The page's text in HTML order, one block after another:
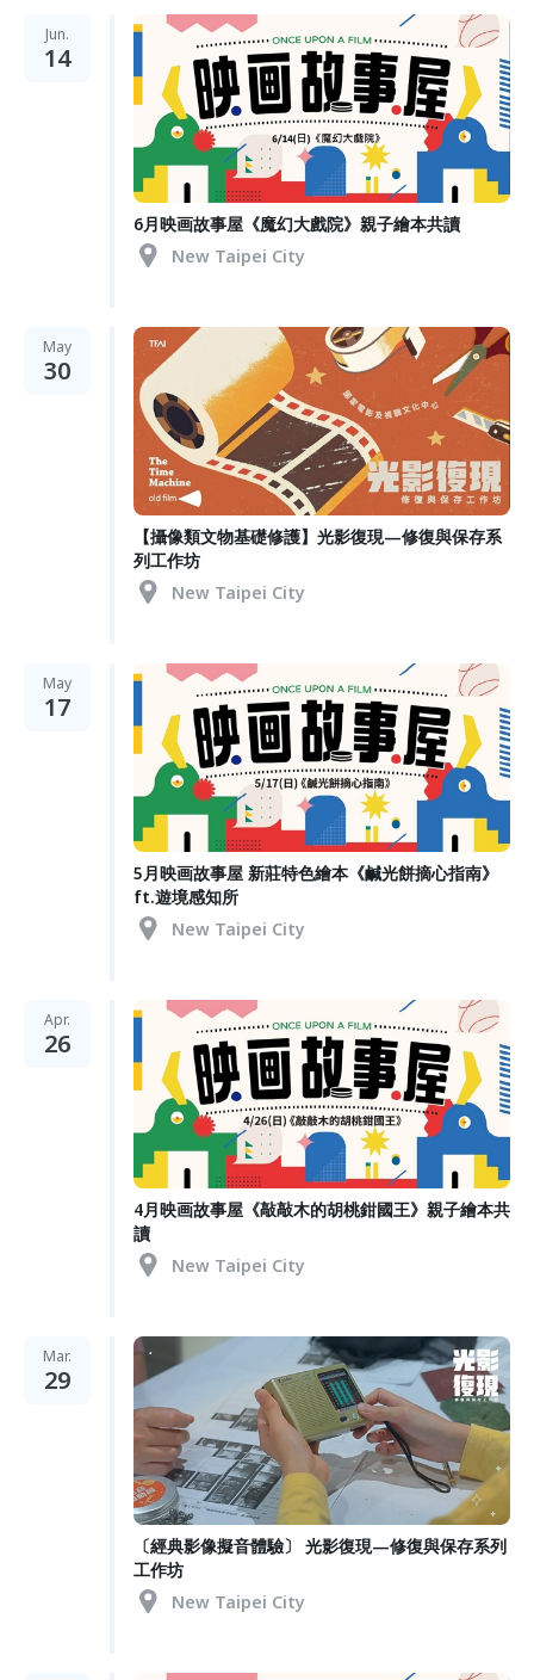
Jun.
14
6月映画故事屋《魔幻大戲院》親子繪本共讀
New Taipei City
May
30
【攝像類文物基礎修護】光影復現—修復與保存系
列工作坊
New Taipei City
May
17
5月映画故事屋 新莊特色繪本《鹹光餅摘心指南》
ft.遊境感知所
New Taipei City
Apr.
26
4月映画故事屋《敲敲木的胡桃鉗國王》親子繪本共
讀
New Taipei City
Mar.
29
〔經典影像擬音體驗〕 光影復現—修復與保存系列
工作坊
New Taipei City